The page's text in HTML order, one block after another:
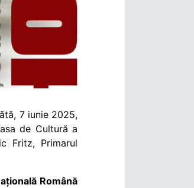
7 iunie 2025,
de Cultură a
Fritz, Primarul
Română